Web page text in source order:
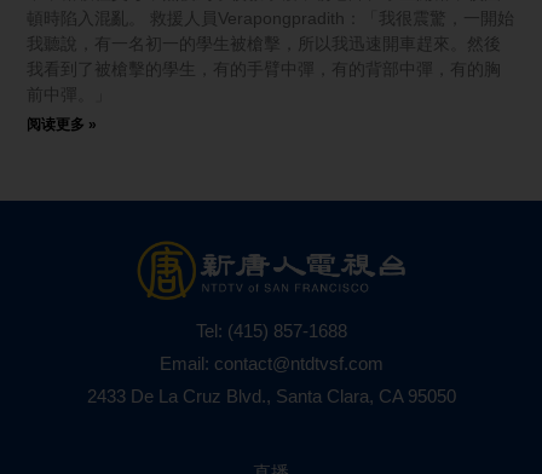
頓時陷入混亂。 救援人員Verapongpradith：「我很震驚，一開始
我聽說，有一名初一的學生被槍擊，所以我迅速開車趕來。然後
我看到了被槍擊的學生，有的手臂中彈，有的背部中彈，有的胸
前中彈。」
阅读更多 »
Tel: (415) 857-1688
Email: contact@ntdtvsf.com
2433 De La Cruz Blvd., Santa Clara, CA 95050